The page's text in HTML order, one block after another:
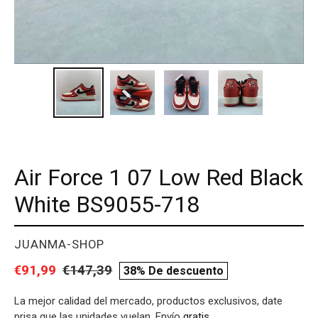
Air Force 1 07 Low Red Black
White BS9055-718
PROVEEDOR
JUANMA-SHOP
Precio
venta
€91,99 Precio
€147,39
compare
38% De descuento
La mejor calidad del mercado, productos exclusivos, date